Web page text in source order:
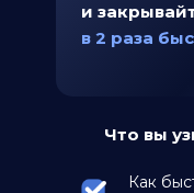
Что вы
и
в 2 раза
Как